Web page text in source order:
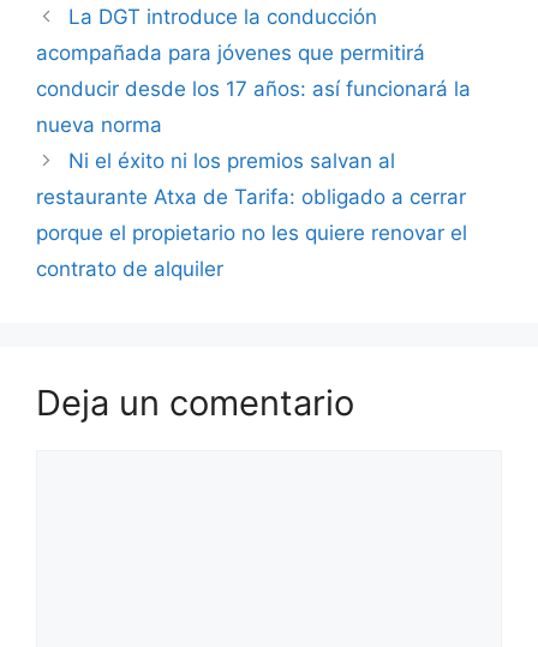
La DGT introduce la conducción
acompañada para jóvenes que permitirá
conducir desde los 17 años: así funcionará la
nueva norma
Ni el éxito ni los premios salvan al
restaurante Atxa de Tarifa: obligado a cerrar
porque el propietario no les quiere renovar el
contrato de alquiler
Deja un comentario